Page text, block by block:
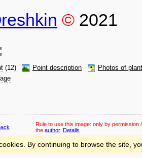
© 2021
(12) Point description
Photos of
Rule to use this image: only by permission
the author. Details
By continuing to browse the site,